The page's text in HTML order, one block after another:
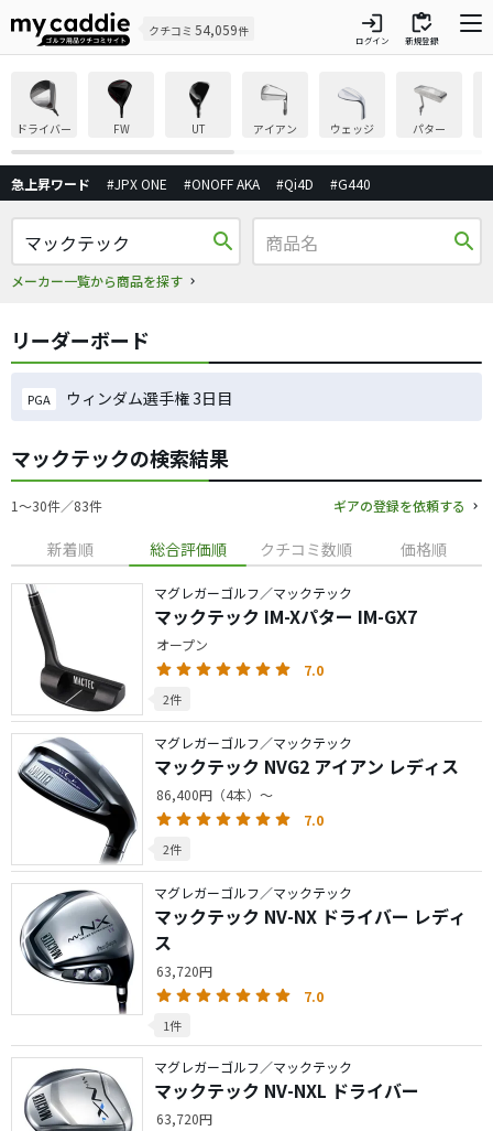
クチコミ 54,059件 login
ログイン
inventory
新規登録
ドライバー FW UT アイアン ウェッジ パター
急上昇ワード #JPX ONE #ONOFF AKA #Qi4D #G440
search
メーカー一覧から商品を探す
search
リーダーボード
PGA ウィンダム選手権 3日目
マックテックの検索結果
1〜30件／83件 ギアの登録を依頼する
新着順 総合評価順 クチコミ数順 価格順
マグレガーゴルフ／マックテック
マックテック IM-Xパター IM-GX7
オープン
7.0
2件
マグレガーゴルフ／マックテック
マックテック NVG2 アイアン レディス
86,400円（4本）～
7.0
2件
マグレガーゴルフ／マックテック
マックテック NV-NX ドライバー レディ
ス
63,720円
7.0
1件
マグレガーゴルフ／マックテック
マックテック NV-NXL ドライバー
63,720円